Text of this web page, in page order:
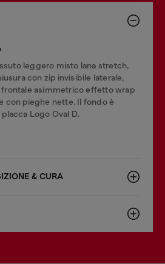
leggero misto lana stretch,
con zip invisibile laterale,
frontale asimmetrico effetto wrap
con pieghe nette. Il fondo è
Logo Oval D.
& CURA